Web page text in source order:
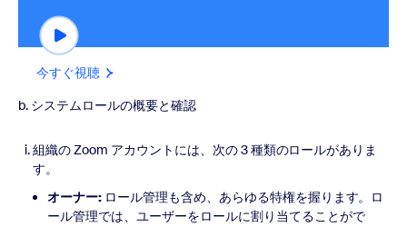
b. システムロールの概要と確認
組織の Zoom アカウントには、次の 3 種類のロールがありま
す。
オーナー:ロール管理も含め、あらゆる特権を握ります。ロ
ール管理では、ユーザーをロールに割り当てることがで
今すぐ視聴